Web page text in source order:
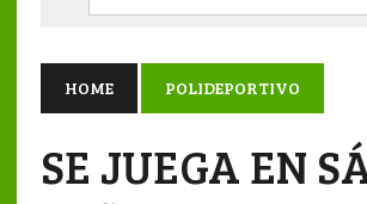
HOME POLIDEPORTIVO
SE JUEGA EN